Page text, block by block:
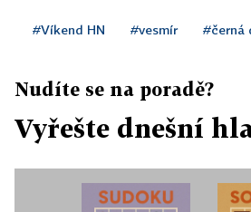
#Víkend HN #vesmír #černá
Nudíte se na poradě?
Vyřešte dnešní